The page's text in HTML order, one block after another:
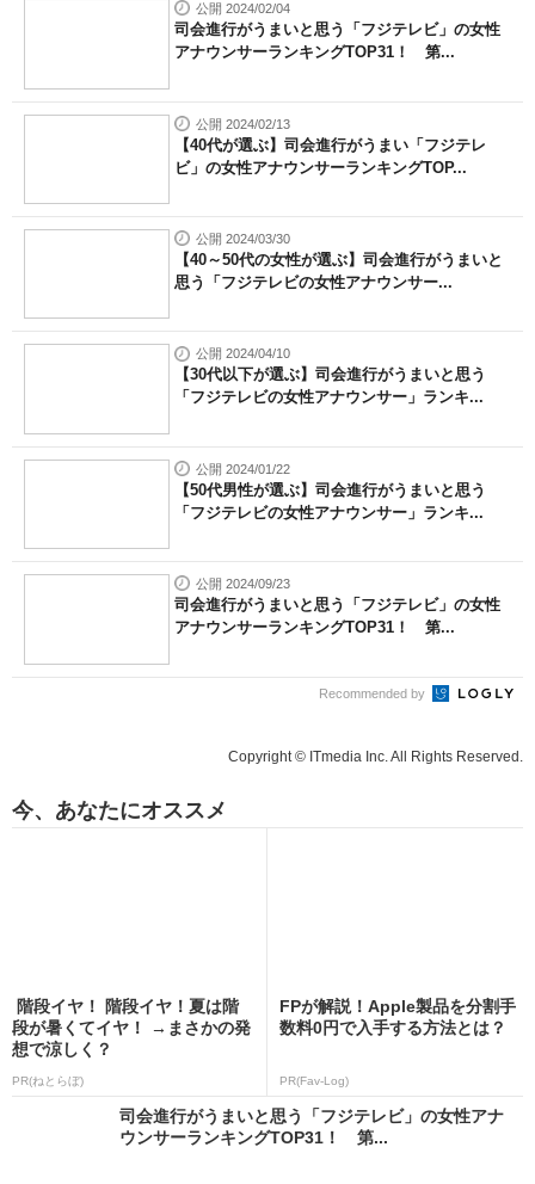
公開 2024/02/04
司会進行がうまいと思う「フジテレビ」の女性
アナウンサーランキングTOP31！ 第...
公開 2024/02/13
【40代が選ぶ】司会進行がうまい「フジテレ
ビ」の女性アナウンサーランキングTOP...
公開 2024/03/30
【40～50代の女性が選ぶ】司会進行がうまいと
思う「フジテレビの女性アナウンサー...
公開 2024/04/10
【30代以下が選ぶ】司会進行がうまいと思う
「フジテレビの女性アナウンサー」ランキ...
公開 2024/01/22
【50代男性が選ぶ】司会進行がうまいと思う
「フジテレビの女性アナウンサー」ランキ...
公開 2024/09/23
司会進行がうまいと思う「フジテレビ」の女性
アナウンサーランキングTOP31！ 第...
Recommended by
Copyright © ITmedia Inc. All Rights Reserved.
今、あなたにオススメ
階段イヤ！ 階段イヤ！夏は階
段が暑くてイヤ！ →まさかの発
想で涼しく？
PR(ねとらぼ)
FPが解説！Apple製品を分割手
数料0円で入手する方法とは？
PR(Fav-Log)
司会進行がうまいと思う「フジテレビ」の女性アナ
ウンサーランキングTOP31！ 第...